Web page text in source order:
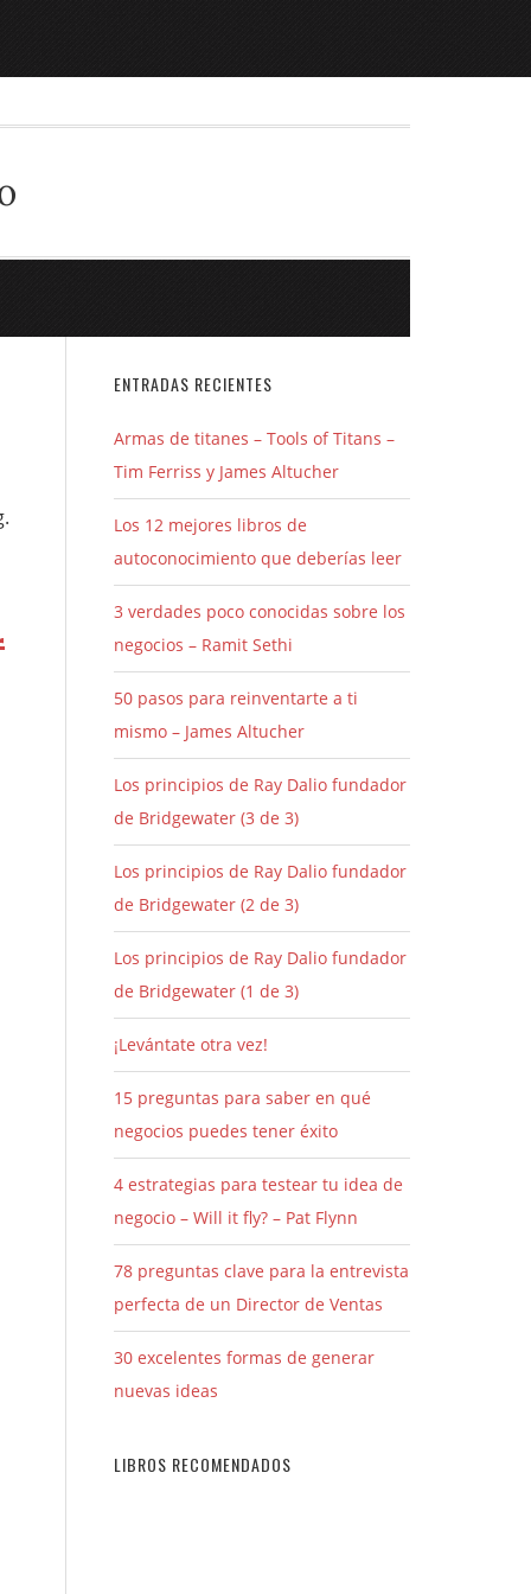
ENTRADAS RECIENTES
Armas de titanes – Tools of Titans –
Tim Ferriss y James Altucher
Los 12 mejores libros de
autoconocimiento que deberías leer
3 verdades poco conocidas sobre los
negocios – Ramit Sethi
50 pasos para reinventarte a ti
mismo – James Altucher
Los principios de Ray Dalio fundador
de Bridgewater (3 de 3)
Los principios de Ray Dalio fundador
de Bridgewater (2 de 3)
Los principios de Ray Dalio fundador
de Bridgewater (1 de 3)
¡Levántate otra vez!
15 preguntas para saber en qué
negocios puedes tener éxito
4 estrategias para testear tu idea de
negocio – Will it fly? – Pat Flynn
78 preguntas clave para la entrevista
perfecta de un Director de Ventas
30 excelentes formas de generar
nuevas ideas
LIBROS RECOMENDADOS